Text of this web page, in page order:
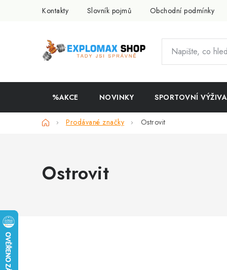
Kontakty Slovník pojmů Obchodní podmínky
%AKCE NOVINKY SPORTOVNÍ VÝŽIVA
DomůProdávané značky Ostrovit
Ostrovit